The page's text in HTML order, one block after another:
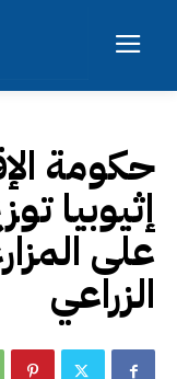
حكومة
إثيوبيا
على
الزراعي